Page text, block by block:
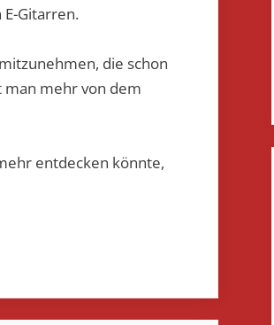
Gitarren.
die schon
man mehr von dem
entdecken könnte,